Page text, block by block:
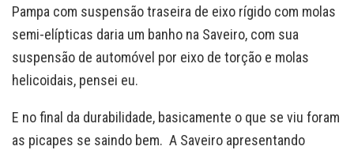
Pampa com suspensão traseira de eixo rígido com molas
semi-elípticas daria um banho na Saveiro, com sua
suspensão de automóvel por eixo de torção e molas
helicoidais, pensei eu.
E no final da durabilidade, basicamente o que se viu foram
as picapes se saindo bem. A Saveiro apresentando